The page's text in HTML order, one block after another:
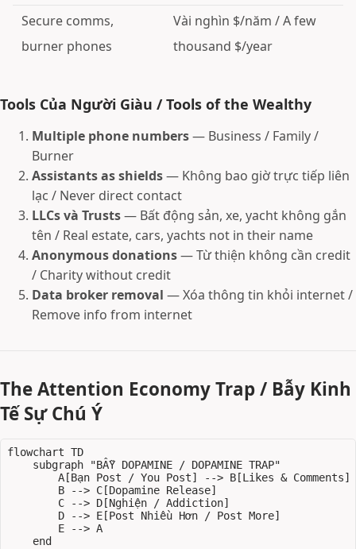
Secure comms,
burner phones
Vài nghìn $/năm / A few
thousand $/year
Tools Của Người Giàu / Tools of the Wealthy
Multiple phone numbers— Business / Family /
Burner
Assistants as shields— Không bao giờ trực tiếp liên
lạc / Never direct contact
LLCs và Trusts— Bất động sản, xe, yacht không gắn
tên / Real estate, cars, yachts not in their name
Anonymous donations— Từ thiện không cần credit
/ Charity without credit
Data broker removal — Xóa thông tin khỏi internet /
Remove info from internet
The Attention Economy Trap / Bẫy Kinh
Tế Sự Chú Ý
flowchart TD
    subgraph "BẪY DOPAMINE / DOPAMINE TRAP"
        A[Bạn Post / You Post] --> B[Likes & Comments]
        B --> C[Dopamine Release]
        C --> D[Nghiện / Addiction]
        D --> E[Post Nhiều Hơn / Post More]
        E --> A
    end